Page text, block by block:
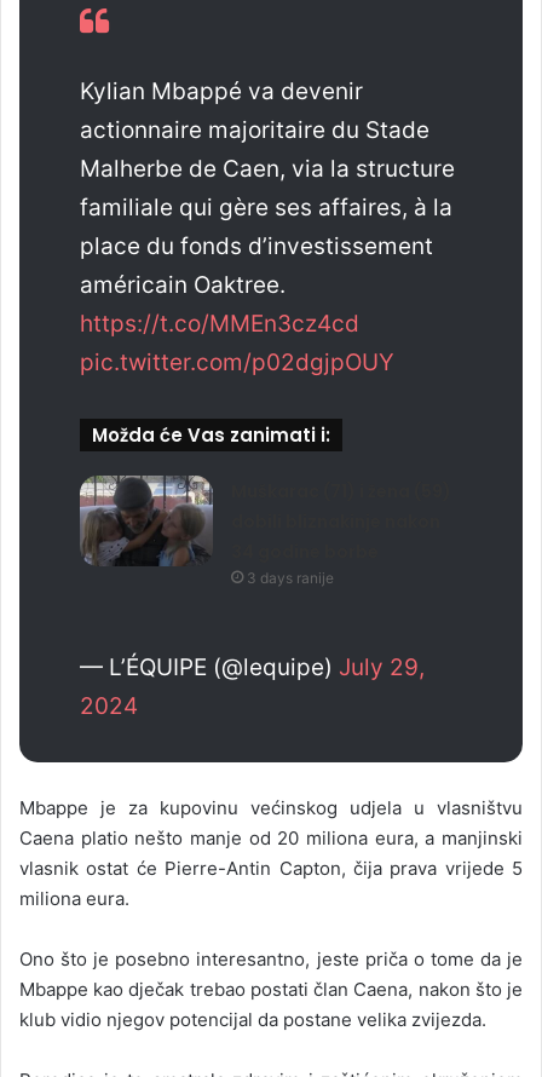
Kylian Mbappé va devenir
actionnaire majoritaire du Stade
Malherbe de Caen, via la structure
familiale qui gère ses affaires, à la
place du fonds d’investissement
américain Oaktree.
https://t.co/MMEn3cz4cd
pic.twitter.com/p02dgjpOUY
Možda će Vas zanimati i:
3 days ranije
— L’ÉQUIPE (@lequipe) July 29,
2024
Mbappe je za kupovinu većinskog udjela u vlasništvu
Caena platio nešto manje od 20 miliona eura, a manjinski
vlasnik ostat će Pierre-Antin Capton, čija prava vrijede 5
miliona eura.
Ono što je posebno interesantno, jeste priča o tome da je
Mbappe kao dječak trebao postati član Caena, nakon što je
klub vidio njegov potencijal da postane velika zvijezda.